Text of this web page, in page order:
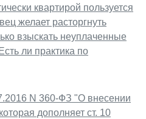
квартирой пользуется
желает расторгнуть
взыскать неуплаченные
ли практика по
N 360-ФЗ "О внесении
дополняет ст. 10